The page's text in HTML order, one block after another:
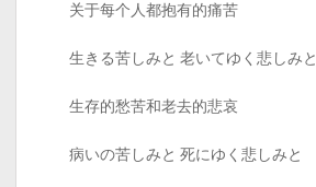
关于每个人都抱有的痛苦
生きる苦しみと 老いてゆく悲しみと
生存的愁苦和老去的悲哀
病いの苦しみと 死にゆく悲しみと